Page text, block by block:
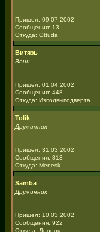
Пришел: 09.07.2002
Сообщения: 13
Откуда: Ottuda
Витязь
Воин
Пришел: 01.04.2002
Сообщения: 448
Откуда: Изподвыподверта
Tolik
Дружинник
Пришел: 31.03.2002
Сообщения: 813
Откуда: Menesk
Samba
Дружинник
Пришел: 10.03.2002
Сообщения: 922
Откуда: Донецк